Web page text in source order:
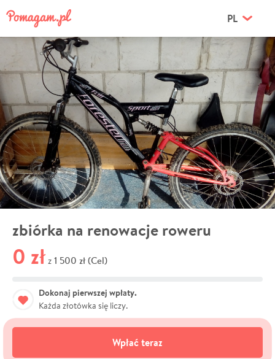
PL
zbiórka na renowacje roweru
0 zł z 1 500 zł (Cel)
Dokonaj pierwszej wpłaty.
Każda złotówka się liczy.
Wpłać teraz